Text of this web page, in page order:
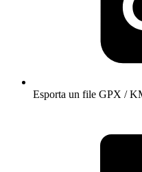
Esporta un file GPX /